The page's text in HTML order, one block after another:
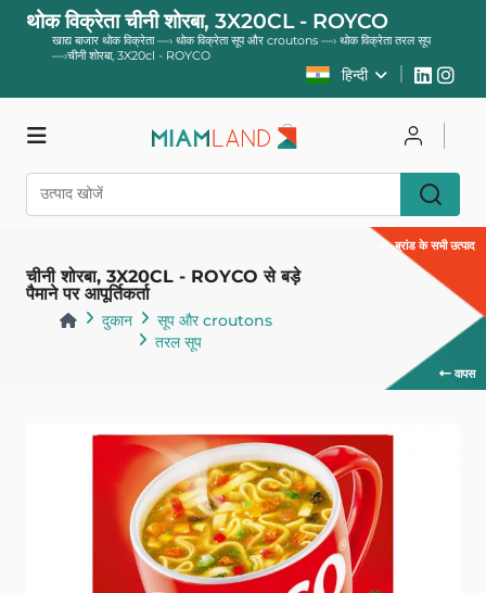
थोक विक्रेता चीनी शोरबा, 3X20CL - ROYCO
खाद्य बाजार थोक विक्रेता —› थोक विक्रेता सूप और croutons —› थोक विक्रेता तरल सूप
—›चीनी शोरबा, 3X20cl - ROYCO
हिन्दी
चीनी शोरबा, 3X20CL - ROYCO से बड़े
पैमाने पर आपूर्तिकर्ता
दुकान
सूप और croutons
तरल सूप
ब्रांड के सभी उत्पाद
वापस
दुकान
पंजीकरण करवाना